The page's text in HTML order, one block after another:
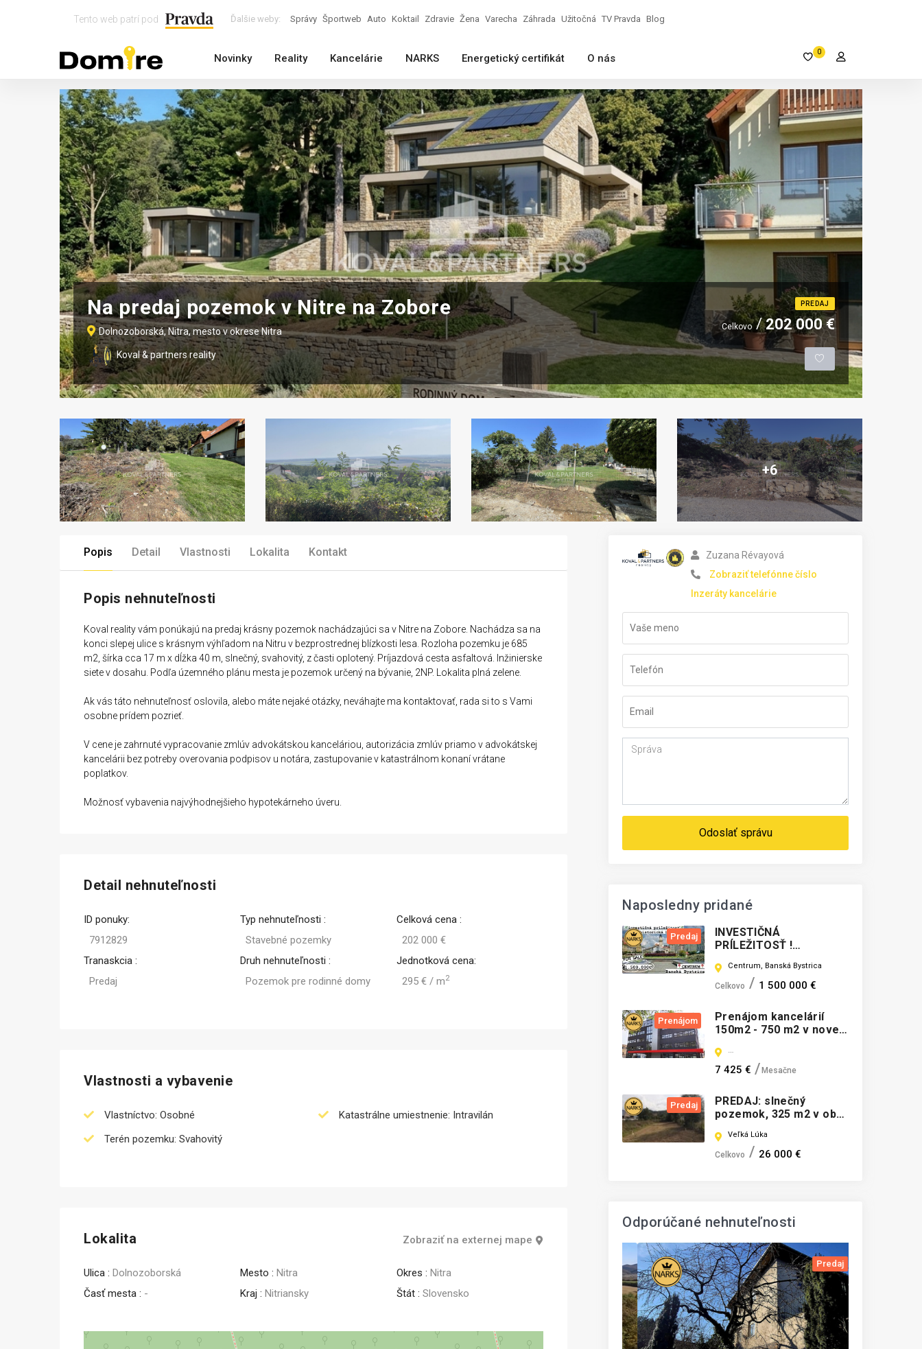
Tento web patrí pod Ďalšie weby: Správy Športweb Auto Koktail Zdravie Žena Varecha Záhrada Užitočná TV Pravda Blog
Novinky Reality Kancelárie NARKS Energetický certifikát O nás
0
Na predaj pozemok v Nitre na Zobore
Dolnozoborská, Nitra, mesto v okrese Nitra
Koval & partners reality
PREDAJ
Celkovo 202 000 €
+6
Popis Detail Vlastnosti Lokalita Kontakt
Popis nehnuteľnosti
Koval reality vám ponúkajú na predaj krásny pozemok nachádzajúci sa v Nitre na Zobore. Nachádza sa na
konci slepej ulice s krásnym výhľadom na Nitru v bezprostrednej blízkosti lesa. Rozloha pozemku je 685
m2, šírka cca 17 m x dĺžka 40 m, slnečný, svahovitý, z časti oplotený. Príjazdová cesta asfaltová. Inžinierske
siete v dosahu. Podľa územného plánu mesta je pozemok určený na bývanie, 2NP. Lokalita plná zelene.
Ak vás táto nehnuteľnosť oslovila, alebo máte nejaké otázky, neváhajte ma kontaktovať, rada si to s Vami
osobne prídem pozrieť.
V cene je zahrnuté vypracovanie zmlúv advokátskou kanceláriou, autorizácia zmlúv priamo v advokátskej
kancelárii bez potreby overovania podpisov u notára, zastupovanie v katastrálnom konaní vrátane
poplatkov.
Možnosť vybavenia najvýhodnejšieho hypotekárneho úveru.
Detail nehnuteľnosti
ID ponuky:
7912829
Tranaskcia :
Predaj
Typ nehnuteľnosti :
Stavebné pozemky
Druh nehnuteľnosti :
Pozemok pre rodinné domy
Celková cena :
202 000 €
Jednotková cena:
295 € / m2
Vlastnosti a vybavenie
Vlastníctvo: Osobné
Terén pozemku: Svahovitý
Katastrálne umiestnenie: Intravilán
Lokalita Zobraziť na externej mape
Ulica : Dolnozoborská
Časť mesta : -
Mesto : Nitra
Kraj : Nitriansky
Okres : Nitra
Štát : Slovensko
Zuzana Révayová
Zobraziť telefónne číslo
Inzeráty kancelárie
Odoslať správu
Naposledny pridané
Predaj
INVESTIČNÁ
PRÍLEŽITOSŤ !
CENTRE mesta B.
Bystrica
Centrum, Banská Bystrica
Celkovo 1 500 000 €
Prenájom
Prenájom kancelárií
150m2 - 750 m2 v novej
Elektrárenská, Bratislava-Nové Mesto
7 425 € Mesačne
Predaj
PREDAJ: slnečný
pozemok, 325 m2 v obci
Veľká Lúka
Celkovo 26 000 €
Odporúčané nehnuteľnosti
Predaj